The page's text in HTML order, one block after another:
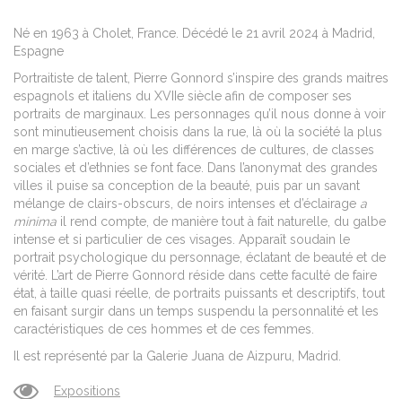
Né en 1963 à Cholet, France. Décédé le 21 avril 2024 à Madrid,
Espagne
Portraitiste de talent, Pierre Gonnord s’inspire des grands maitres
espagnols et italiens du XVIIe siècle afin de composer ses
portraits de marginaux. Les personnages qu’il nous donne à voir
sont minutieusement choisis dans la rue, là où la société la plus
en marge s’active, là où les différences de cultures, de classes
sociales et d’ethnies se font face. Dans l’anonymat des grandes
villes il puise sa conception de la beauté, puis par un savant
mélange de clairs-obscurs, de noirs intenses et d’éclairage a
minima il rend compte, de manière tout à fait naturelle, du galbe
intense et si particulier de ces visages. Apparaît soudain le
portrait psychologique du personnage, éclatant de beauté et de
vérité. L’art de Pierre Gonnord réside dans cette faculté de faire
état, à taille quasi réelle, de portraits puissants et descriptifs, tout
en faisant surgir dans un temps suspendu la personnalité et les
caractéristiques de ces hommes et de ces femmes.
Il est représenté par la Galerie Juana de Aizpuru, Madrid.
Expositions